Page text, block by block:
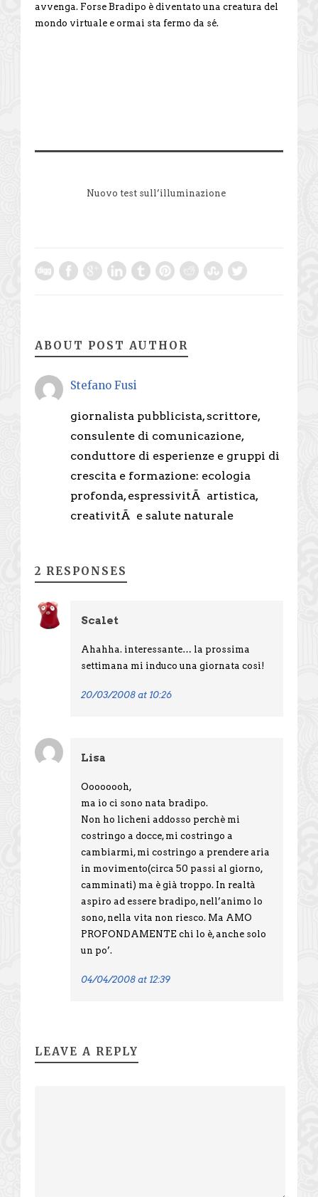
avvenga. Forse Bradipo è diventato una creatura del
mondo virtuale e ormai sta fermo da sé.
Nuovo test sull’illuminazione
ABOUT POST AUTHOR
Stefano Fusi
giornalista pubblicista, scrittore,
consulente di comunicazione,
conduttore di esperienze e gruppi di
crescita e formazione: ecologia
profonda, espressivitÃ artistica,
creativitÃ e salute naturale
2 RESPONSES
Scalet
Ahahha. interessante… la prossima
settimana mi induco una giornata così!
20/03/2008 at 10:26
Lisa
Oooooooh,
ma io ci sono nata bradipo.
Non ho licheni addosso perchè mi
costringo a docce, mi costringo a
cambiarmi, mi costringo a prendere aria
in movimento(circa 50 passi al giorno,
camminati) ma è già troppo. In realtà
aspiro ad essere bradipo, nell’animo lo
sono, nella vita non riesco. Ma AMO
PROFONDAMENTE chi lo è, anche solo
un po’.
04/04/2008 at 12:39
LEAVE A REPLY